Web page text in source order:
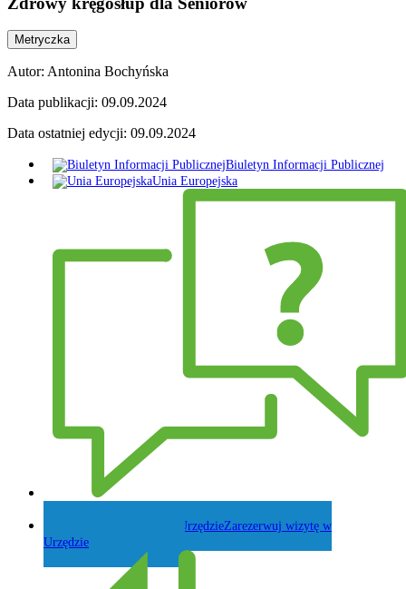
Metryczka
Autor: Antonina Bochyńska
Data publikacji: 09.09.2024
Data ostatniej edycji: 09.09.2024
Biuletyn Informacji Publicznej
Unia Europejska
Zarezerwuj wizytę w
Urzędzie